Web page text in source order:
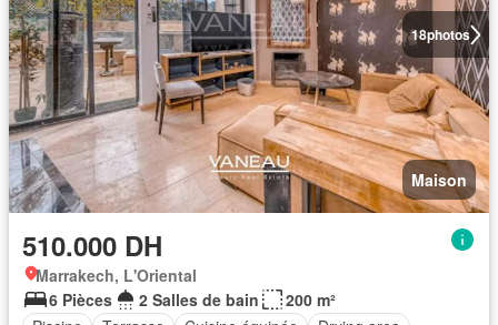
18photos
Maison
510.000 DH
Marrakech, L'Oriental
6 Pièces
2 Salles de bain
200 m²